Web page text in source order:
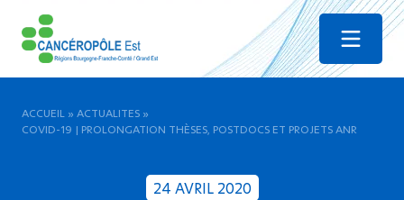
Menu
ACCUEIL » ACTUALITES »
COVID-19 | PROLONGATION THÈSES, POSTDOCS ET PROJETS ANR
24 AVRIL 2020